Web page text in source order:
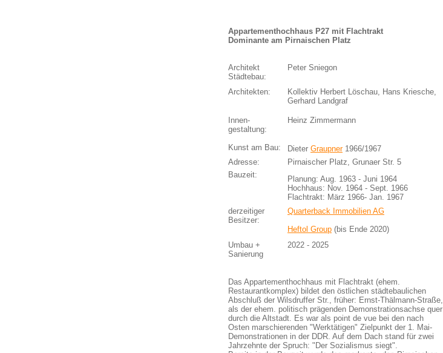
Appartementhochhaus P27 mit Flachtrakt
Dominante am Pirnaischen Platz
Architekt
Städtebau:
Peter Sniegon
Architekten:
Kollektiv Herbert Löschau, Hans Kriesche,
Gerhard Landgraf
Innen-
gestaltung:
Heinz Zimmermann
Kunst am Bau: Dieter Graupner1966/1967
Adresse:
Pirnaischer Platz, Grunaer Str. 5
Bauzeit:
Planung: Aug. 1963 - Juni 1964
Hochhaus: Nov. 1964 - Sept. 1966
Flachtrakt: März 1966- Jan. 1967
derzeitiger
Besitzer:
Quarterback Immobilien AG
Heftol Group (bis Ende 2020)
Umbau +
Sanierung
2022 - 2025
Das Appartementhochhaus mit Flachtrakt (ehem.
Restaurantkomplex) bildet den östlichen städtebaulichen
Abschluß der Wilsdruffer Str., früher: Ernst-Thälmann-Straße,
als der ehem. politisch prägenden Demonstrationsachse quer
durch die Altstadt. Es war als point de vue bei den nach
Osten marschierenden "Werktätigen" Zielpunkt der 1. Mai-
Demonstrationen in der DDR. Auf dem Dach stand für zwei
Jahrzehnte der Spruch: "Der Sozialismus siegt".